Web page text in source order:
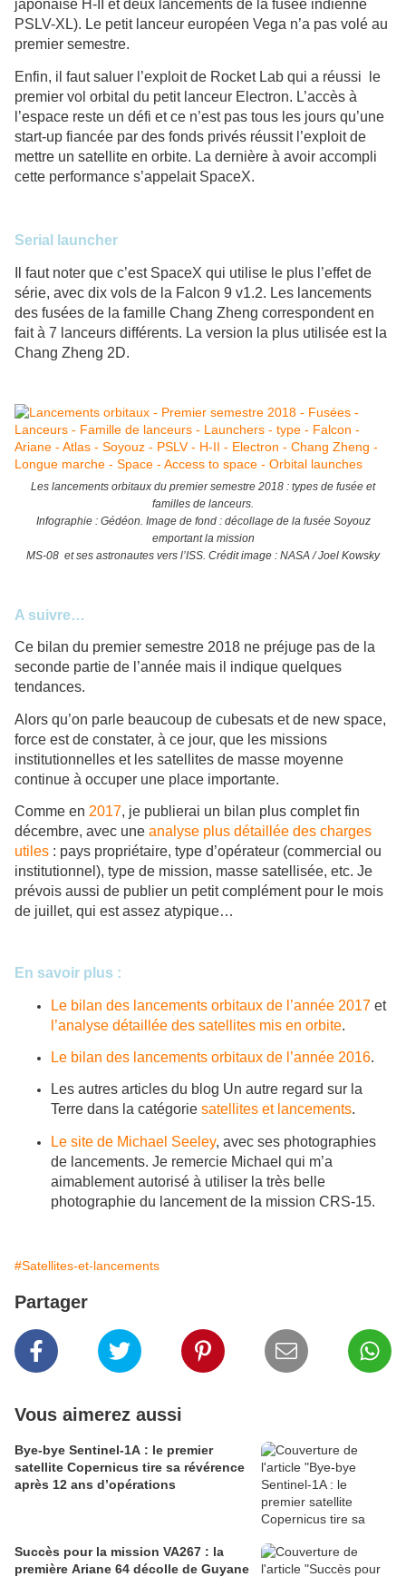
japonaise H-II et deux lancements de la fusée indienne
PSLV-XL). Le petit lanceur européen Vega n’a pas volé au
premier semestre.
Enfin, il faut saluer l’exploit de Rocket Lab qui a réussi le
premier vol orbital du petit lanceur Electron. L’accès à
l’espace reste un défi et ce n’est pas tous les jours qu’une
start-up fiancée par des fonds privés réussit l’exploit de
mettre un satellite en orbite. La dernière à avoir accompli
cette performance s’appelait SpaceX.
Serial launcher
Il faut noter que c’est SpaceX qui utilise le plus l’effet de
série, avec dix vols de la Falcon 9 v1.2. Les lancements
des fusées de la famille Chang Zheng correspondent en
fait à 7 lanceurs différents. La version la plus utilisée est la
Chang Zheng 2D.
Les lancements orbitaux du premier semestre 2018 : types de fusée et
familles de lanceurs.
Infographie : Gédéon. Image de fond : décollage de la fusée Soyouz
emportant la mission
MS-08 et ses astronautes vers l’ISS. Crédit image : NASA / Joel Kowsky
A suivre…
Ce bilan du premier semestre 2018 ne préjuge pas de la
seconde partie de l’année mais il indique quelques
tendances.
Alors qu’on parle beaucoup de cubesats et de new space,
force est de constater, à ce jour, que les missions
institutionnelles et les satellites de masse moyenne
continue à occuper une place importante.
Comme en 2017, je publierai un bilan plus complet fin
décembre, avec une analyse plus détaillée des charges
utiles : pays propriétaire, type d’opérateur (commercial ou
institutionnel), type de mission, masse satellisée, etc. Je
prévois aussi de publier un petit complément pour le mois
de juillet, qui est assez atypique…
En savoir plus :
Le bilan des lancements orbitaux de l’année 2017 et
l’analyse détaillée des satellites mis en orbite.
Le bilan des lancements orbitaux de l’année 2016.
Les autres articles du blog Un autre regard sur la
Terre dans la catégorie satellites et lancements.
Le site de Michael Seeley, avec ses photographies
de lancements. Je remercie Michael qui m’a
aimablement autorisé à utiliser la très belle
photographie du lancement de la mission CRS-15.
#Satellites-et-lancements
Partager
Vous aimerez aussi
Bye-bye Sentinel-1A : le premier
satellite Copernicus tire sa révérence
après 12 ans d’opérations
Succès pour la mission VA267 : la
première Ariane 64 décolle de Guyane